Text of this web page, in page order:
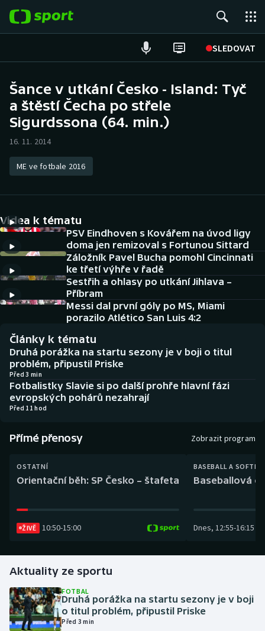
SLEDOVAT
Hokej
Tenis
Atletika
DALŠÍ SPORTY
Americký fotbal
Baseball a softbal
Basketbal
Boby a skeleton
Box
Dostihy
Florbal
Golf
Gymnastika
Házená
Jezdectví
NEPŘEHLÉDNĚTE
Soutěže
Historické návraty
AZ kvíz
Šance v utkání Česko - Island: Tyč
a štěstí Čecha po střele
Sigurdssona (64. min.)
16. 11. 2014
ME ve fotbale 2016
Videa k tématu
PSV Eindhoven s Kovářem na úvod ligy
doma jen remizoval s Fortunou Sittard
Záložník Pavel Bucha pomohl Cincinnati
ke třetí výhře v řadě
Sestřih a ohlasy po utkání Jihlava –
Příbram
Messi dal první góly po MS, Miami
porazilo Atlético San Luis 4:2
Články k tématu
Druhá porážka na startu sezony je v boji o titul
problém, připustil Priske
Před 3 min
Fotbalistky Slavie si po další prohře hlavní fázi
evropských pohárů nezahrají
Před 11 hod
Přímé přenosy Zobrazit program
OSTATNÍ
Orientační běh: SP Česko – štafeta
ŽIVĚ 10:50-15:00
BASEBALL A
Baseballová
Dnes, 12:55-16:15
Aktuality ze sportu
FOTBAL
Druhá porážka na startu sezony je v boji
o titul problém, připustil Priske
Před 3 min